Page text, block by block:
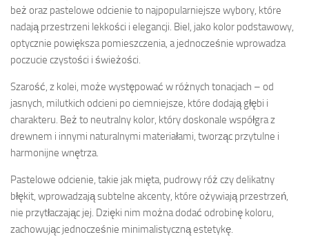
beż oraz pastelowe odcienie to najpopularniejsze wybory, które
nadają przestrzeni lekkości i elegancji. Biel, jako kolor podstawowy,
optycznie powiększa pomieszczenia, a jednocześnie wprowadza
poczucie czystości i świeżości.
Szarość, z kolei, może występować w różnych tonacjach – od
jasnych, milutkich odcieni po ciemniejsze, które dodają głębi i
charakteru. Beż to neutralny kolor, który doskonale współgra z
drewnem i innymi naturalnymi materiałami, tworząc przytulne i
harmonijne wnętrza.
Pastelowe odcienie, takie jak mięta, pudrowy róż czy delikatny
błękit, wprowadzają subtelne akcenty, które ożywiają przestrzeń,
nie przytłaczając jej. Dzięki nim można dodać odrobinę koloru,
zachowując jednocześnie minimalistyczną estetykę.